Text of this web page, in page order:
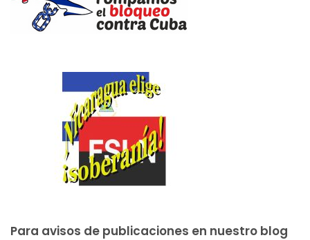
Para avisos de publicaciones en nuestro blog